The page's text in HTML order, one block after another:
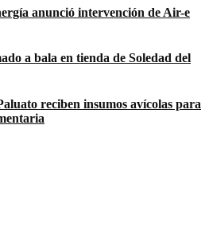
anunció intervención de Air-e
a bala en tienda de Soledad del
reciben insumos avícolas para